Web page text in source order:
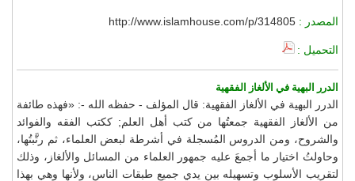
المصدر : http://www.islamhouse.com/p/314805
التحميل :
الدرر البهية في الألغاز الفقهية
الدرر البهية في الألغاز الفقهية: قال المؤلف - حفظه الله -: «فهذه طائفة
من الألغاز الفقهية جمعتُها من كتب أهل العلم; ككتب الفقه والفوائد
والشروح، ومن الدروس المُسجلة في أشرطة لبعض العلماء، ثم رتَّبتُها،
وحاولتُ اختيار ما أجمعَ عليه جمهور العلماء من المسائل والألغاز، وذلك
لتقريب الأسلوب وتسهيله بين يدي جميع طبقات الناس، ولأنها وهي بهذا